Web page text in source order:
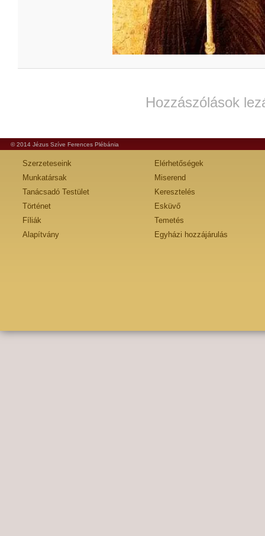
Hozzászólások
© 2014 Jézus Szíve Ferences Plébánia
Szerzeteseink
Munkatársak
Tanácsadó Testület
Történet
Fíliák
Alapítvány
Elérhetőségek
Miserend
Keresztelés
Esküvő
Temetés
Egyházi hozzájárulás